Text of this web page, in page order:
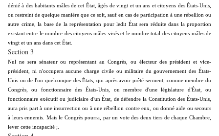
dénié à des habitants mâles de cet État, âgés de vingt et un ans et citoyens des États-Unis,
ou restreint de quelque manière que ce soit, sauf en cas de participation à une rébellion ou
autre crime, la base de la représentation pour ledit État sera réduite dans la proportion
existant entre le nombre des citoyens mâles visés et le nombre total des citoyens mâles de
vingt et un ans dans cet État.
Section 3
Nul ne sera sénateur ou représentant au Congrès, ou électeur des président et vice-
président, ni n'occupera aucune charge civile ou militaire du gouvernement des États-
Unis ou de l'un quelconque des États, qui après avoir prêté serment, comme membre du
Congrès, ou fonctionnaire des États-Unis, ou membre d'une législature d'État, ou
fonctionnaire exécutif ou judiciaire d'un État, de défendre la Constitution des États-Unis,
aura pris part à une insurrection ou à une rébellion contre eux, ou donné aide ou secours
à leurs ennemis. Mais le Congrès pourra, par un vote des deux tiers de chaque Chambre,
lever cette incapacité ;.